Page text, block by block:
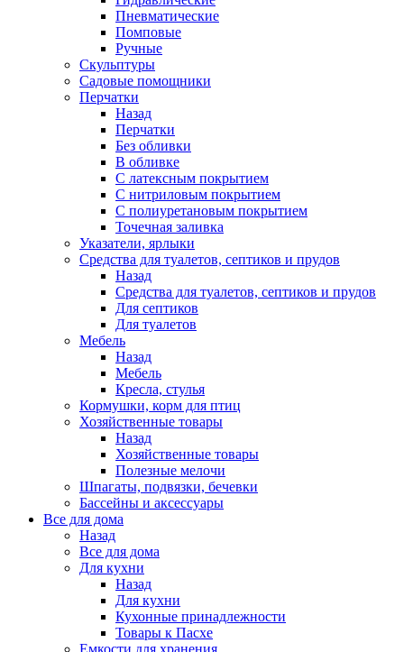
Пневматические
Помповые
Ручные
Скульптуры
Садовые помощники
Перчатки
Назад
Перчатки
Без обливки
В обливке
С латексным покрытием
С нитриловым покрытием
С полиуретановым покрытием
Точечная заливка
Указатели, ярлыки
Средства для туалетов, септиков и прудов
Назад
Средства для туалетов, септиков и прудов
Для септиков
Для туалетов
Мебель
Назад
Мебель
Кресла, стулья
Кормушки, корм для птиц
Хозяйственные товары
Назад
Хозяйственные товары
Полезные мелочи
Шпагаты, подвязки, бечевки
Бассейны и аксессуары
Все для дома
Назад
Все для дома
Для кухни
Назад
Для кухни
Кухонные принадлежности
Товары к Пасхе
Емкости для хранения